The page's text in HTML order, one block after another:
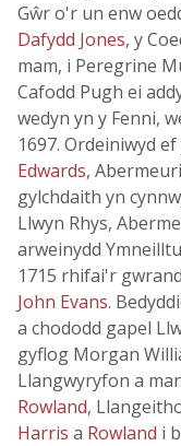
Gŵr o'r un enw
Dafydd Jones, y
mam, i Peregrine
Cafodd Pugh ei
wedyn yn y Fenni,
1697. Ordeiniwyd
Edwards,
gylchdaith yn
Llwyn Rhys,
arweinydd
1715 rhifai'r
John Evans.
a chododd gapel
gyflog Morgan
Llangwyryfon a
Rowland,
Harris a Rowland i